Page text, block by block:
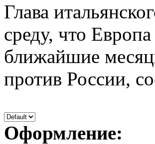
Глава
среду, что
ближайшие
против России,
Оформление: